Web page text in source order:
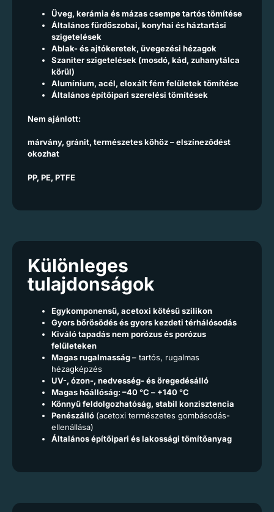
Üveg, kerámia és mázas csempe tartós tömítése
Általános fürdőszobai, konyhai és háztartási
szigetelések
Ablak- és ajtókeretek, üvegezési hézagok
Szaniter szigetelések (mosdó, kád, zuhanytálca
körül)
Alumínium, acél, eloxált fém felületek tömítése
Általános építőipari szerelési tömítések
Nem ajánlott:
márvány, gránit, természetes kőhöz – elszíneződést
okozhat
PP, PE, PTFE
Különleges
tulajdonságok
Egykomponensű, acetoxi kötésű szilikon
Gyors bőrösödés és gyors kezdeti térhálósodás
Kiváló tapadás nem porózus és porózus
felületeken
Magas rugalmasság– tartós, rugalmas
hézagképzés
UV-, ózon-, nedvesség- és öregedésálló
Magas hőállóság: –40 °C – +140 °C
Könnyű feldolgozhatóság, stabil konzisztencia
Penészálló (acetoxi természetes gombásodás-
ellenállása)
Általános építőipari és lakossági tömítőanyag